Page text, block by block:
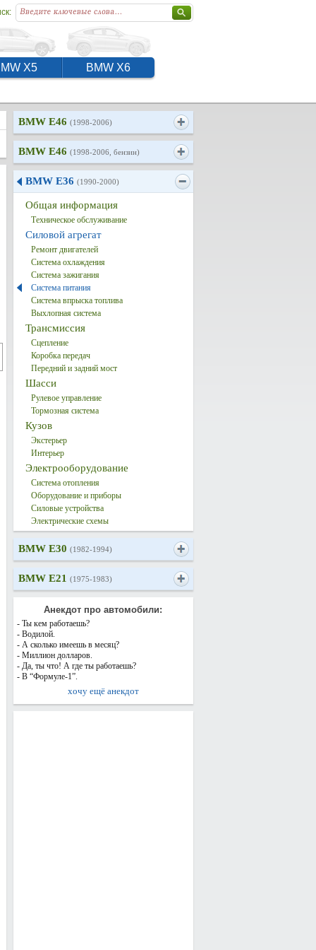
X5 BMW X6
BMW E46 (1998-2006)
BMW E46 (1998-2006, бензин)
BMW E36 (1990-2000)
Общая информация
Техническое обслуживание
Силовой агрегат
Ремонт двигателей
Система охлаждения
Система зажигания
Система питания
Система впрыска топлива
Выхлопная система
Трансмиссия
Сцепление
Коробка передач
Передний и задний мост
Шасси
Рулевое управление
Тормозная система
Кузов
Экстерьер
Интерьер
Электрооборудование
Система отопления
Оборудование и приборы
Силовые устройства
Электрические схемы
BMW E30 (1982-1994)
BMW E21 (1975-1983)
Анекдот про автомобили:
- Ты кем работаешь?
- Водилой.
- А сколько имеешь в месяц?
- Миллион долларов.
- Да, ты что! А где ты работаешь?
- В “Формуле-1”.
хочу ещё анекдот